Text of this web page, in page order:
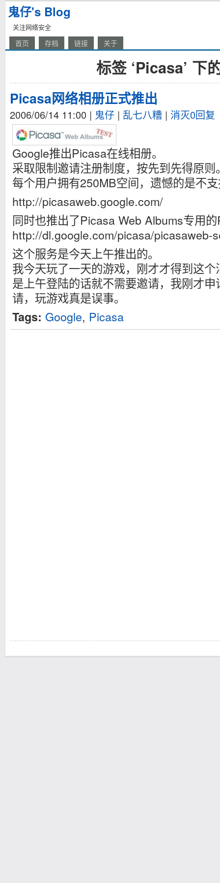
鬼仔's Blog
关注网络安全
首页 存档 链接 关于
标签 ‘Picasa’ 下
Picasa网络相册正式推出
2006/06/14 11:00 | 鬼仔 | 乱七八糟 | 消灭0回复
Google推出Picasa在线相册。
采取限制邀请注册制度，按先到先得原则
每个用户拥有250MB空间，遗憾的是不
http://picasaweb.google.com/
同时也推出了Picasa Web Albums专用
http://dl.google.com/picasa/picasaweb-
这个服务是今天上午推出的。
我今天玩了一天的游戏，刚才才得到这
是上午登陆的话就不需要邀请，我刚才
请，玩游戏真是误事。
Tags: Google, Picasa